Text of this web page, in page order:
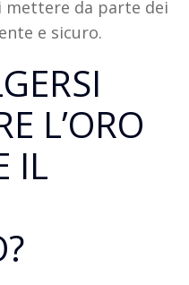
da parte dei
e sicuro.
L’ORO
IL